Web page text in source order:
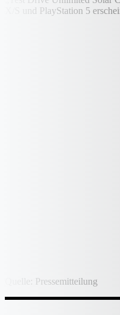
X/S und PlayStation 5
Quelle: Pressemitteilung